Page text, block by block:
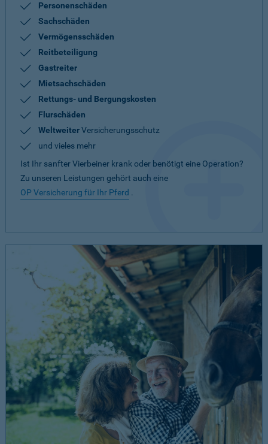
Personenschäden
Sachschäden
Vermögensschäden
Reitbeteiligung
Gastreiter
Mietsachschäden
Rettungs- und Bergungskosten
Flurschäden
WeltweiterVersicherungsschutz
und vieles mehr
Ist Ihr sanfter Vierbeiner krank oder benötigt eine Operation?
Zu unseren Leistungen gehört auch eine
OP Versicherung für Ihr Pferd .